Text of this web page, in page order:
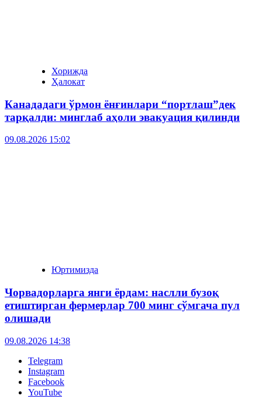
Хорижда
Ҳалокат
Канададаги ўрмон ёнғинлари “портлаш”дек
тарқалди: минглаб аҳоли эвакуация қилинди
09.08.2026 15:02
Юртимизда
Чорвадорларга янги ёрдам: наслли бузоқ
етиштирган фермерлар 700 минг сўмгача пул
олишади
09.08.2026 14:38
Telegram
Instagram
Facebook
YouTube